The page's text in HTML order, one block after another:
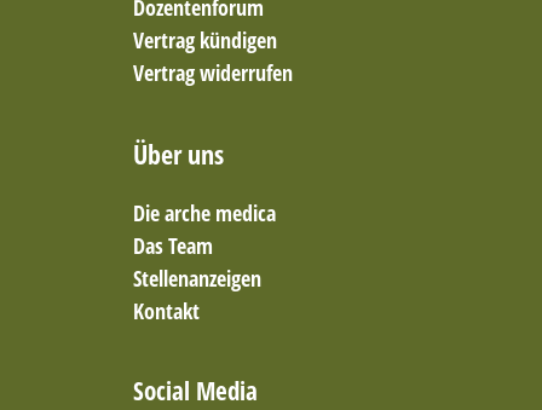
Dozentenforum
Vertrag kündigen
Vertrag widerrufen
Über uns
Die arche medica
Das Team
Stellenanzeigen
Kontakt
Social Media